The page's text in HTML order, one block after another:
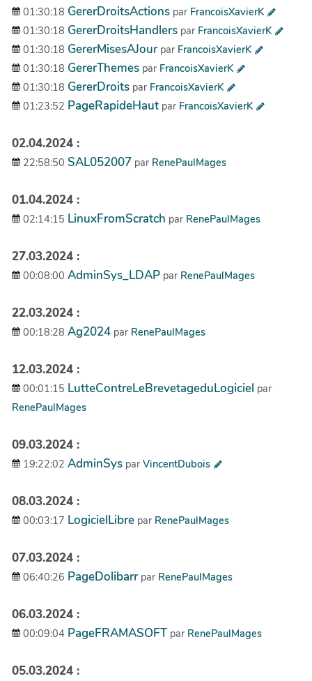
01:30:18 GererDroitsActions par FrancoisXavierK
01:30:18 GererDroitsHandlers par FrancoisXavierK
01:30:18 GererMisesAJour par FrancoisXavierK
01:30:18 GererThemes par FrancoisXavierK
01:30:18 GererDroits par FrancoisXavierK
01:23:52 PageRapideHaut par FrancoisXavierK
02.04.2024 :
22:58:50 SAL052007 par RenePaulMages
01.04.2024 :
02:14:15 LinuxFromScratch par RenePaulMages
27.03.2024 :
00:08:00 AdminSys_LDAP par RenePaulMages
22.03.2024 :
00:18:28 Ag2024 par RenePaulMages
12.03.2024 :
00:01:15 LutteContreLeBrevetageduLogiciel par
RenePaulMages
09.03.2024 :
19:22:02 AdminSys par VincentDubois
08.03.2024 :
00:03:17 LogicielLibre par RenePaulMages
07.03.2024 :
06:40:26 PageDolibarr par RenePaulMages
06.03.2024 :
00:09:04 PageFRAMASOFT par RenePaulMages
05.03.2024 :